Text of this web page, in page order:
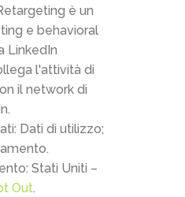
è un
e behavioral
LinkedIn
l'attività di
il network di
Dati di utilizzo;
Stati Uniti –
Out.